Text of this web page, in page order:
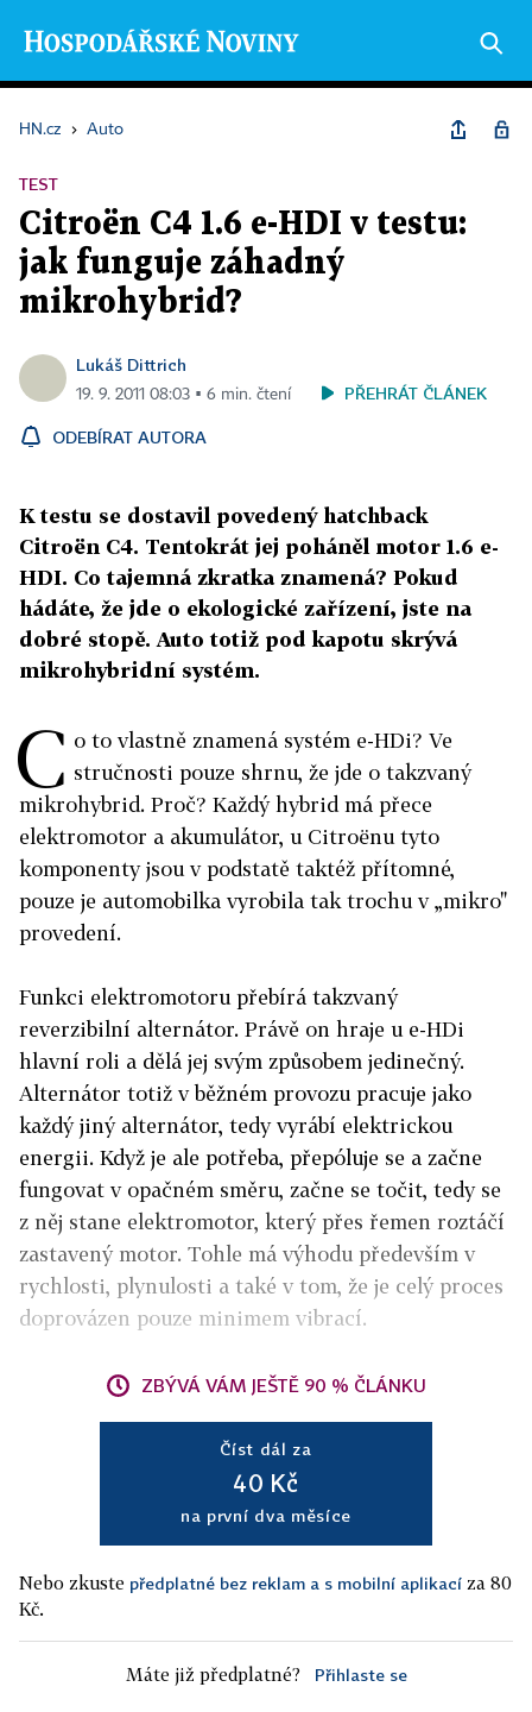
HN.cz › Auto
TEST
Citroën C4 1.6 e-HDI v testu:
jak funguje záhadný
mikrohybrid?
Lukáš Dittrich
19. 9. 2011 08:03 ▪ 6 min. čtení PŘEHRÁT ČLÁNEK
ODEBÍRAT AUTORA
K testu se dostavil povedený hatchback
Citroën C4. Tentokrát jej poháněl motor 1.6 e-
HDI. Co tajemná zkratka znamená? Pokud
hádáte, že jde o ekologické zařízení, jste na
dobré stopě. Auto totiž pod kapotu skrývá
mikrohybridní systém.
C o to vlastně znamená systém e-HDi? Ve
stručnosti pouze shrnu, že jde o takzvaný
mikrohybrid. Proč? Každý hybrid má přece
elektromotor a akumulátor, u Citroënu tyto
komponenty jsou v podstatě taktéž přítomné,
pouze je automobilka vyrobila tak trochu v „mikro"
provedení.
Funkci elektromotoru přebírá takzvaný
reverzibilní alternátor. Právě on hraje u e-HDi
hlavní roli a dělá jej svým způsobem jedinečný.
Alternátor totiž v běžném provozu pracuje jako
každý jiný alternátor, tedy vyrábí elektrickou
energii. Když je ale potřeba, přepóluje se a začne
fungovat v opačném směru, začne se točit, tedy se
z něj stane elektromotor, který přes řemen roztáčí
zastavený motor. Tohle má výhodu především v
rychlosti, plynulosti a také v tom, že je celý proces
doprovázen pouze minimem vibrací.
ZBÝVÁ VÁM JEŠTĚ 90 % ČLÁNKU
Číst dál za
40 Kč
na první dva měsíce
Nebo zkuste předplatné bez reklam a s mobilní aplikací za 80
Kč.
Máte již předplatné? Přihlaste se